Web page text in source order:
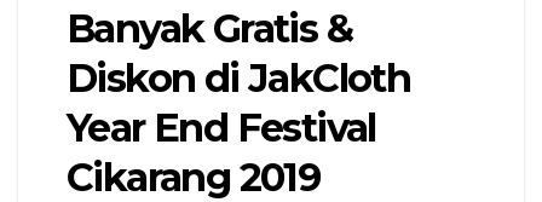
Banyak Gratis &
Diskon di JakCloth
Year End Festival
Cikarang 2019